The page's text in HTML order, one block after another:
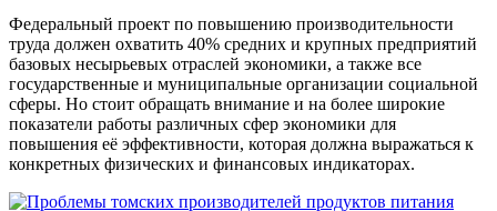
Федеральный проект по повышению производительности
труда должен охватить 40% средних и крупных предприятий
базовых несырьевых отраслей экономики, а также все
государственные и муниципальные организации социальной
сферы. Но стоит обращать внимание и на более широкие
показатели работы различных сфер экономики для
повышения её эффективности, которая должна выражаться к
конкретных физических и финансовых индикаторах.